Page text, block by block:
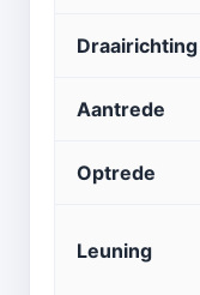
Draairichting
Aantrede
Optrede
Leuning